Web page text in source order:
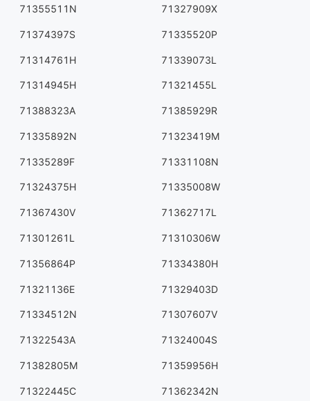
71355511N 71327909X
71374397S 71335520P
71314761H 71339073L
71314945H 71321455L
71388323A 71385929R
71335892N 71323419M
71335289F 71331108N
71324375H 71335008W
71367430V 71362717L
71301261L 71310306W
71356864P 71334380H
71321136E 71329403D
71334512N 71307607V
71322543A 71324004S
71382805M 71359956H
71322445C 71362342N